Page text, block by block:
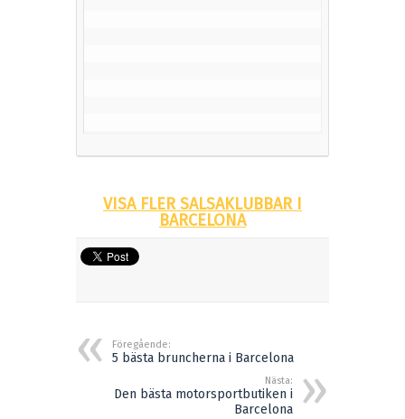
VISA FLER SALSAKLUBBAR I
BARCELONA
Föregående:
5 bästa bruncherna i Barcelona
Nästa:
Den bästa motorsportbutiken i
Barcelona